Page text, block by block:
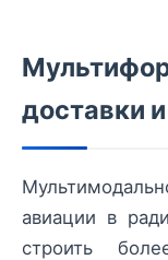
доставки
авиации в
строить